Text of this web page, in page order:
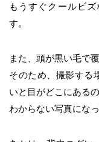
もうすぐクールビ
す。
また、頭が黒い毛で
そのため、撮影する
いと目がどこにある
わからない写真にな